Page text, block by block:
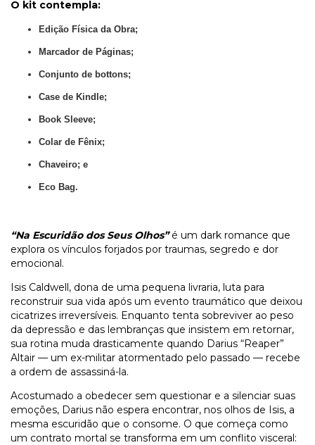
O kit contempla:
Edição Física da Obra;
Marcador de Páginas;
Conjunto de bottons;
Case de Kindle;
Book Sleeve;
Colar de Fênix;
Chaveiro; e
Eco Bag.
“Na Escuridão dos Seus Olhos”é um dark romance que
explora os vínculos forjados por traumas, segredo e dor
emocional.
Isis Caldwell, dona de uma pequena livraria, luta para
reconstruir sua vida após um evento traumático que deixou
cicatrizes irreversíveis. Enquanto tenta sobreviver ao peso
da depressão e das lembranças que insistem em retornar,
sua rotina muda drasticamente quando Darius “Reaper”
Altair — um ex-militar atormentado pelo passado — recebe
a ordem de assassiná-la.
Acostumado a obedecer sem questionar e a silenciar suas
emoções, Darius não espera encontrar, nos olhos de Isis, a
mesma escuridão que o consome. O que começa como
um contrato mortal se transforma em um conflito visceral: